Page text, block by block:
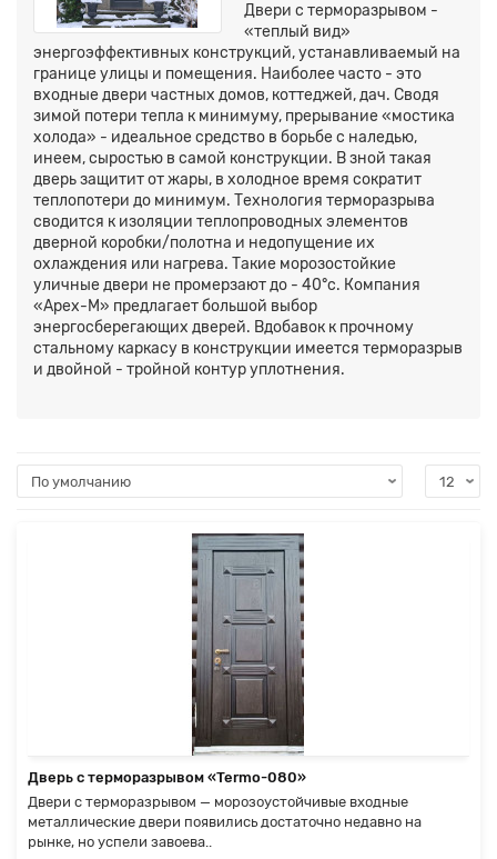
Двери с терморазрывом -
«теплый вид»
энергоэффективных конструкций, устанавливаемый на
границе улицы и помещения. Наиболее часто - это
входные двери частных домов, коттеджей, дач. Сводя
зимой потери тепла к минимуму, прерывание «мостика
холода» - идеальное средство в борьбе с наледью,
инеем, сыростью в самой конструкции. В зной такая
дверь защитит от жары, в холодное время сократит
теплопотери до минимум. Технология терморазрыва
сводится к изоляции теплопроводных элементов
дверной коробки/полотна и недопущение их
охлаждения или нагрева. Такие морозостойкие
уличные двери не промерзают до - 40°с. Компания
«Apex-M» предлагает большой выбор
энергосберегающих дверей. Вдобавок к прочному
стальному каркасу в конструкции имеется терморазрыв
и двойной - тройной контур уплотнения.
Дверь с терморазрывом «Termo-080»
Двери с терморазрывом — морозоустойчивые входные
металлические двери появились достаточно недавно на
рынке, но успели завоева..